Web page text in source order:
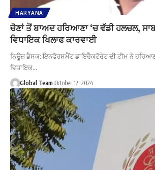
HARYANA
ਚੋਣਾਂ ਤੋਂ ਬਾਅਦ ਹਰਿਆਣਾ ‘ਚ ਵੱਡੀ ਹਲਚਲ,
ਵਿਧਾਇਕ ਖਿਲਾਫ ਕਾਰਵਾਈ
ਨਿਊਜ਼ ਡੈਸਕ: ਇਨਫੋਰਸਮੈਂਟ ਡਾਇਰੈਕਟੋਰੇਟ ਦੀ ਟੀਮ ਨੇ
ਵਿਧਾਇਕ…
Global Team October 12, 2024